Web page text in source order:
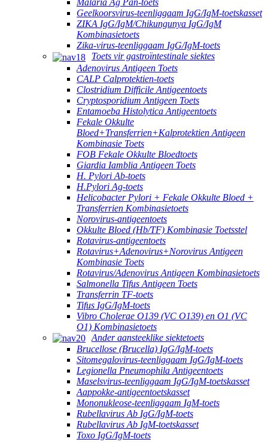
Malaria Ag Pan-toets
Geelkoorsvirus-teenliggaam IgG/IgM-toetskasset
ZIKA IgG/IgM/Chikungunya IgG/IgM
Kombinasietoets
Zika-virus-teenliggaam IgG/IgM-toets
Toets vir gastroïntestinale siektes
Adenovirus Antigeen Toets
CALP Calprotektien-toets
Clostridium Difficile Antigeentoets
Cryptosporidium Antigeen Toets
Entamoeba Histolytica Antigeentoets
Fekale Okkulte
Bloed+Transferrien+Kalprotektien Antigeen
Kombinasie Toets
FOB Fekale Okkulte Bloedtoets
Giardia Iamblia Antigeen Toets
H. Pylori Ab-toets
H.Pylori Ag-toets
Helicobacter Pylori + Fekale Okkulte Bloed +
Transferrien Kombinasietoets
Norovirus-antigeentoets
Okkulte Bloed (Hb/TF) Kombinasie Toetsstel
Rotavirus-antigeentoets
Rotavirus+Adenovirus+Norovirus Antigeen
Kombinasie Toets
Rotavirus/Adenovirus Antigeen Kombinasietoets
Salmonella Tifus Antigeen Toets
Transferrin TF-toets
Tifus IgG/IgM-toets
Vibro Cholerae O139 (VC O139) en O1 (VC
O1) Kombinasietoets
Ander aansteeklike siektetoets
Brucellose (Brucella) IgG/IgM-toets
Sitomegalovirus-teenliggaam IgG/IgM-toets
Legionella Pneumophila Antigeentoets
Maselsvirus-teenliggaam IgG/IgM-toetskasset
Aappokke-antigeentoetskasset
Mononukleose-teenliggaam IgM-toets
Rubellavirus Ab IgG/IgM-toets
Rubellavirus Ab IgM-toetskasset
Toxo IgG/IgM-toets